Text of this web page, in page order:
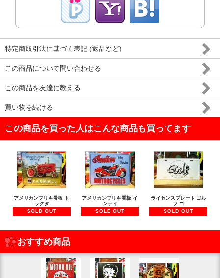
特定商取引法に基づく表記 (返品など)
この商品について問い合わせる
この商品を友達に教える
買い物を続ける
この商品を買った人はこんな商品も買ってます
アメリカンブリキ看板 ト
ラクタ
SOLD OUT
アメリカンブリキ看板 イ
ンディ
SOLD OUT
ライセンスプレート ゴル
フ ゴ
SOLD OUT
おすすめ商品